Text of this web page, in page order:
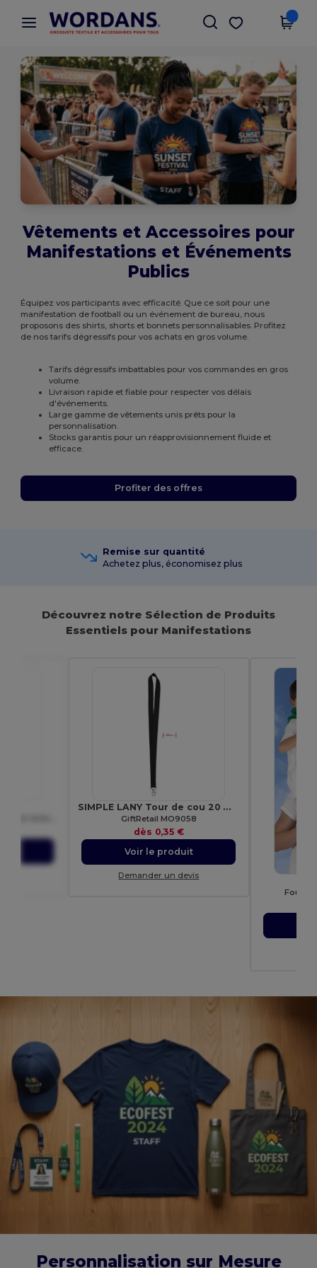
× Appli Wordans
Meilleurs prix sur l’app !
Obtenir l'appli
Vêtements et Accessoires pour
Manifestations et Événements
Publics
Équipez vos participants avec efficacité. Que ce soit pour une
manifestation de football ou un événement de bureau, nous
proposons des shirts, shorts et bonnets personnalisables. Profitez
de nos tarifs dégressifs pour vos achats en gros volume.
Tarifs dégressifs imbattables pour vos commandes en gros
volume.
Livraison rapide et fiable pour respecter vos délais
d'événements.
Large gamme de vêtements unis prêts pour la
personnalisation.
Stocks garantis pour un réapprovisionnement fluide et
efficace.
Profiter des offres
Remise sur quantité
Achetez plus, économisez plus
Découvrez notre Sélection de Produits
Essentiels pour Manifestations
SIMPLE LANY Tour de cou 20 mm
GiftRetail MO9058
dès 0,35 €
Voir le produit
Demander un devis
Personnalisation sur Mesure